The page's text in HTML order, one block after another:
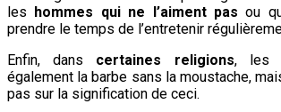
les hommes qui ne l’aiment pas ou
prendre le temps de l’entretenir
Enfin, dans certaines religions, les
également la barbe sans la moustache,
pas sur la signification de ceci.